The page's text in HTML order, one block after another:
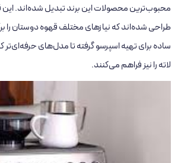
محبوب‌ترین محصولات این برند تبدیل شده‌اند. این
طراحی شده‌اند که نیازهای مختلف قهوه‌ دوستان را
ساده برای تهیه اسپرسو گرفته تا مدل‌های حرفه‌ای‌تر
لاته را نیز فراهم می‌کنند.